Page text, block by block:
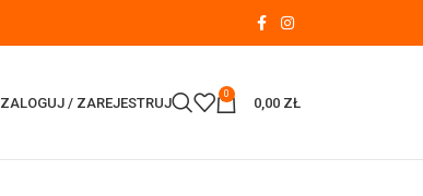
ZALOGUJ / ZAREJESTRUJ
0
0,00 ZŁ